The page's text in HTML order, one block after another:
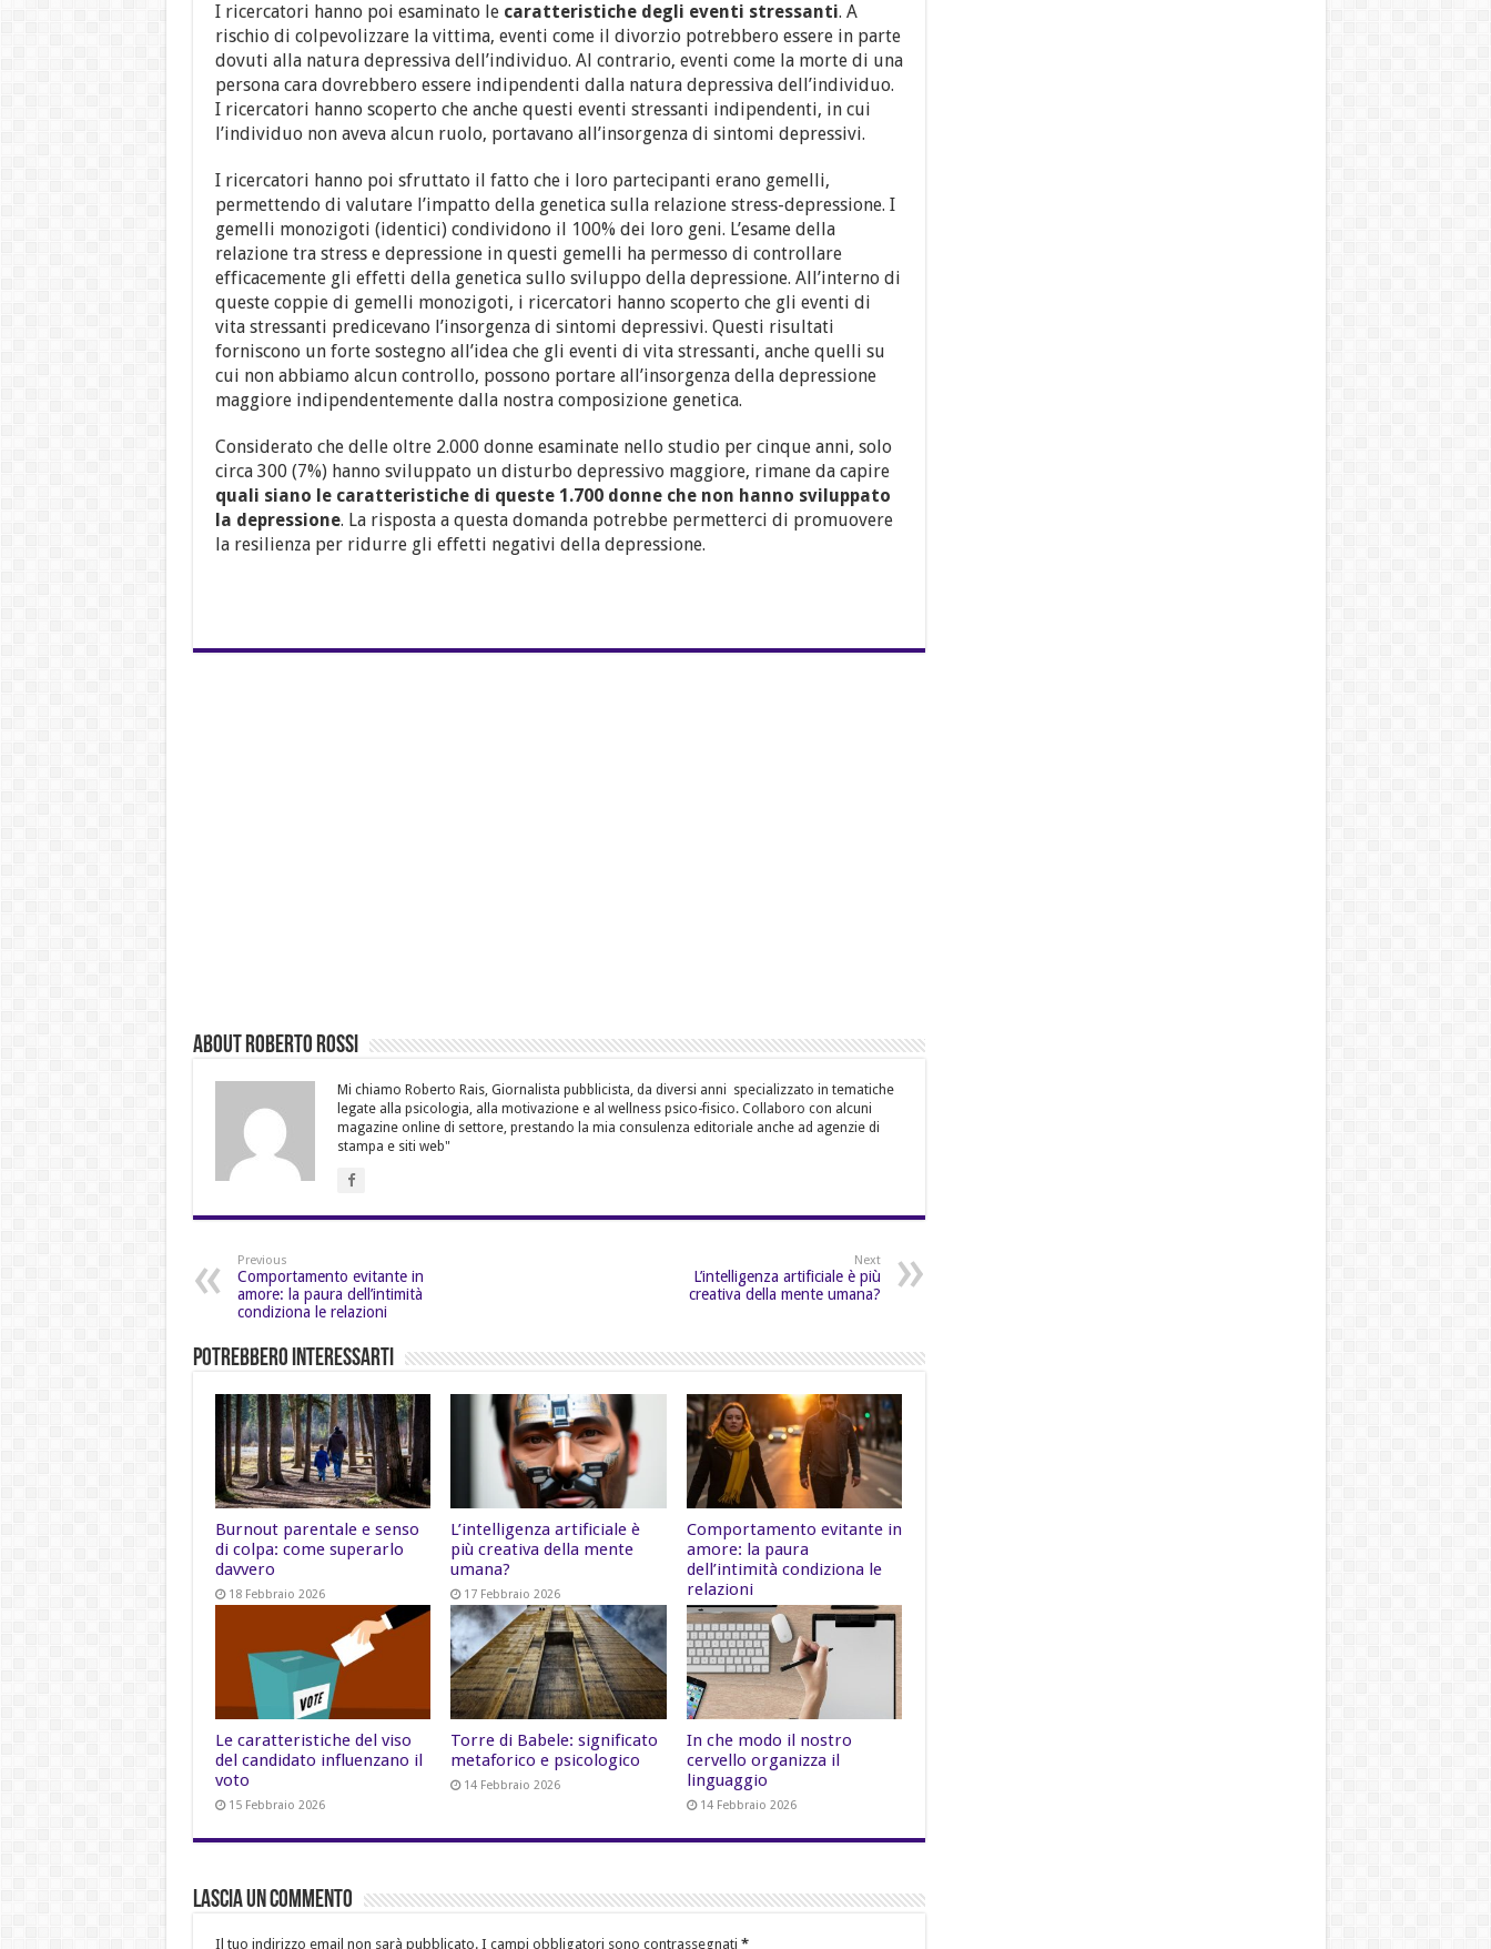
I ricercatori hanno poi esaminato le caratteristiche degli eventi stressanti. A
rischio di colpevolizzare la vittima, eventi come il divorzio potrebbero essere in parte
dovuti alla natura depressiva dell’individuo. Al contrario, eventi come la morte di una
persona cara dovrebbero essere indipendenti dalla natura depressiva dell’individuo.
I ricercatori hanno scoperto che anche questi eventi stressanti indipendenti, in cui
l’individuo non aveva alcun ruolo, portavano all’insorgenza di sintomi depressivi.
I ricercatori hanno poi sfruttato il fatto che i loro partecipanti erano gemelli,
permettendo di valutare l’impatto della genetica sulla relazione stress-depressione. I
gemelli monozigoti (identici) condividono il 100% dei loro geni. L’esame della
relazione tra stress e depressione in questi gemelli ha permesso di controllare
efficacemente gli effetti della genetica sullo sviluppo della depressione. All’interno di
queste coppie di gemelli monozigoti, i ricercatori hanno scoperto che gli eventi di
vita stressanti predicevano l’insorgenza di sintomi depressivi. Questi risultati
forniscono un forte sostegno all’idea che gli eventi di vita stressanti, anche quelli su
cui non abbiamo alcun controllo, possono portare all’insorgenza della depressione
maggiore indipendentemente dalla nostra composizione genetica.
Considerato che delle oltre 2.000 donne esaminate nello studio per cinque anni, solo
circa 300 (7%) hanno sviluppato un disturbo depressivo maggiore, rimane da capire
quali siano le caratteristiche di queste 1.700 donne che non hanno sviluppato
la depressione. La risposta a questa domanda potrebbe permetterci di promuovere
la resilienza per ridurre gli effetti negativi della depressione.
About Roberto Rossi
Mi chiamo Roberto Rais, Giornalista pubblicista, da diversi anni specializzato in tematiche
legate alla psicologia, alla motivazione e al wellness psico-fisico. Collaboro con alcuni
magazine online di settore, prestando la mia consulenza editoriale anche ad agenzie di
stampa e siti web"
Previous
Comportamento evitante in
amore: la paura dell’intimità
condiziona le relazioni
Next
L’intelligenza artificiale è più
creativa della mente umana?
Potrebbero Interessarti
Burnout parentale e senso
di colpa: come superarlo
davvero
18 Febbraio 2026
L’intelligenza artificiale è
più creativa della mente
umana?
17 Febbraio 2026
Comportamento evitante in
amore: la paura
dell’intimità condiziona le
relazioni
15 Febbraio 2026
Le caratteristiche del viso
del candidato influenzano il
voto
15 Febbraio 2026
Torre di Babele: significato
metaforico e psicologico
14 Febbraio 2026
In che modo il nostro
cervello organizza il
linguaggio
14 Febbraio 2026
Lascia un commento
Il tuo indirizzo email non sarà pubblicato. I campi obbligatori sono contrassegnati *